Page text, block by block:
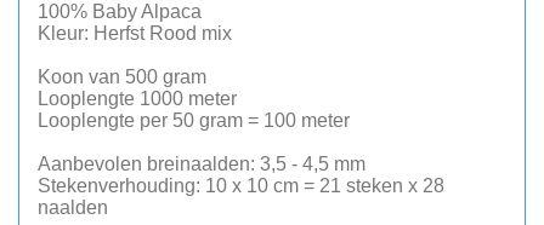
100% Baby Alpaca
Kleur: Herfst Rood mix
Koon van 500 gram
Looplengte 1000 meter
Looplengte per 50 gram = 100 meter
Aanbevolen breinaalden: 3,5 - 4,5 mm
Stekenverhouding: 10 x 10 cm = 21 steken x 28
naalden